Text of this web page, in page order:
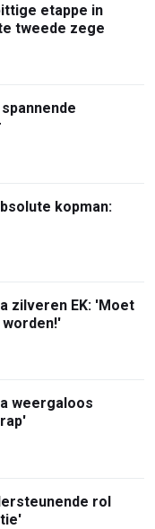
etappe in
tweede zege
kopman:
zilveren EK: 'Moet
weergaloos
rol